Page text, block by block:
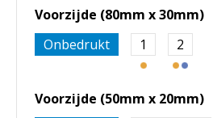
Voorzijde (80mm x 30mm)
Onbedrukt
1 2
Voorzijde (50mm x 20mm)